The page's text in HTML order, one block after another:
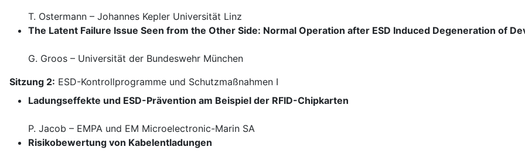
T. Ostermann – Johannes Kepler Universität Linz
The Latent Failure Issue Seen from the Other Side: Normal Operation after ESD Induced Degeneration of
G. Groos – Universität der Bundeswehr München
Sitzung 2: ESD-Kontrollprogramme und Schutzmaßnahmen I
Ladungseffekte und ESD-Prävention am Beispiel der RFID-Chipkarten
P. Jacob – EMPA und EM Microelectronic-Marin SA
Risikobewertung von Kabelentladungen